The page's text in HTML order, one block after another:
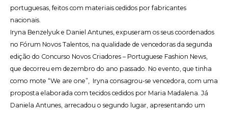
portuguesas, feitos com materiais cedidos por fabricantes
nacionais.
Iryna Benzelyuk e Daniel Antunes, expuseram os seus coordenados
no Fórum Novos Talentos, na qualidade de vencedoras da segunda
edição do Concurso Novos Criadores – Portuguese Fashion News,
que decorreu em dezembro do ano passado. No evento, que tinha
como mote “We are one”, Iryna consagrou-se vencedora, com uma
proposta elaborada com tecidos cedidos por Maria Madalena. Já
Daniela Antunes, arrecadou o segundo lugar, apresentando um